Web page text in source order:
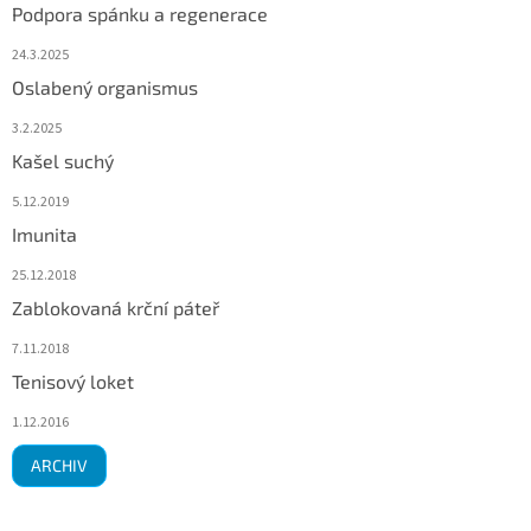
Podpora spánku a regenerace
24.3.2025
Oslabený organismus
3.2.2025
Kašel suchý
5.12.2019
Imunita
25.12.2018
Zablokovaná krční páteř
7.11.2018
Tenisový loket
1.12.2016
ARCHIV